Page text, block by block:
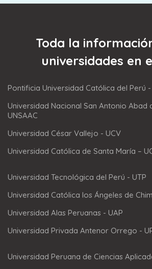
Toda la
universidades en
Pontificia Universidad Católica del Perú -
Universidad Nacional San Antonio Abad
UNSAAC
Universidad César Vallejo - UCV
Universidad Católica de Santa María –
Universidad Tecnológica del Perú - UTP
Universidad Católica los Ángeles de
Universidad Alas Peruanas - UAP
Universidad Privada Antenor Orrego -
Universidad Peruana de Ciencias